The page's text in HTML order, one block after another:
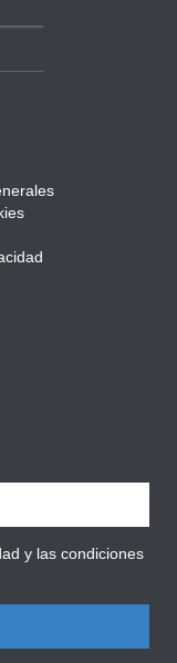
y las condiciones